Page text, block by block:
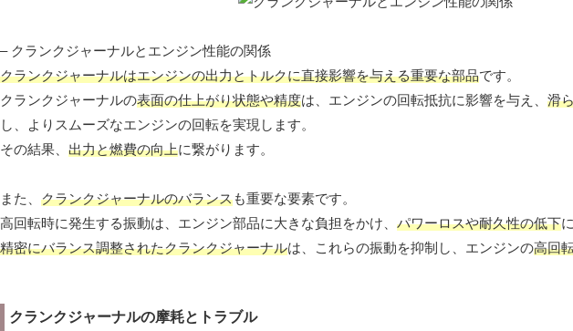
– クランクジャーナルとエンジン性能の関係
クランクジャーナルはエンジンの出力とトルクに直接影響を与える重要な部品です。
クランクジャーナルの表面の仕上がり状態や精度は、エンジンの回転抵抗に影響を与え、 滑
し、よりスムーズなエンジンの回転を実現します。
その結果、 出力と燃費の向上に繋がります。
また、 クランクジャーナルのバランスも重要な要素です。
高回転時に発生する振動は、エンジン部品に大きな負担をかけ、 パワーロスや耐久性の低下
精密にバランス調整されたクランクジャーナルは、これらの振動を抑制し、エンジンの高回
クランクジャーナルの摩耗とトラブル